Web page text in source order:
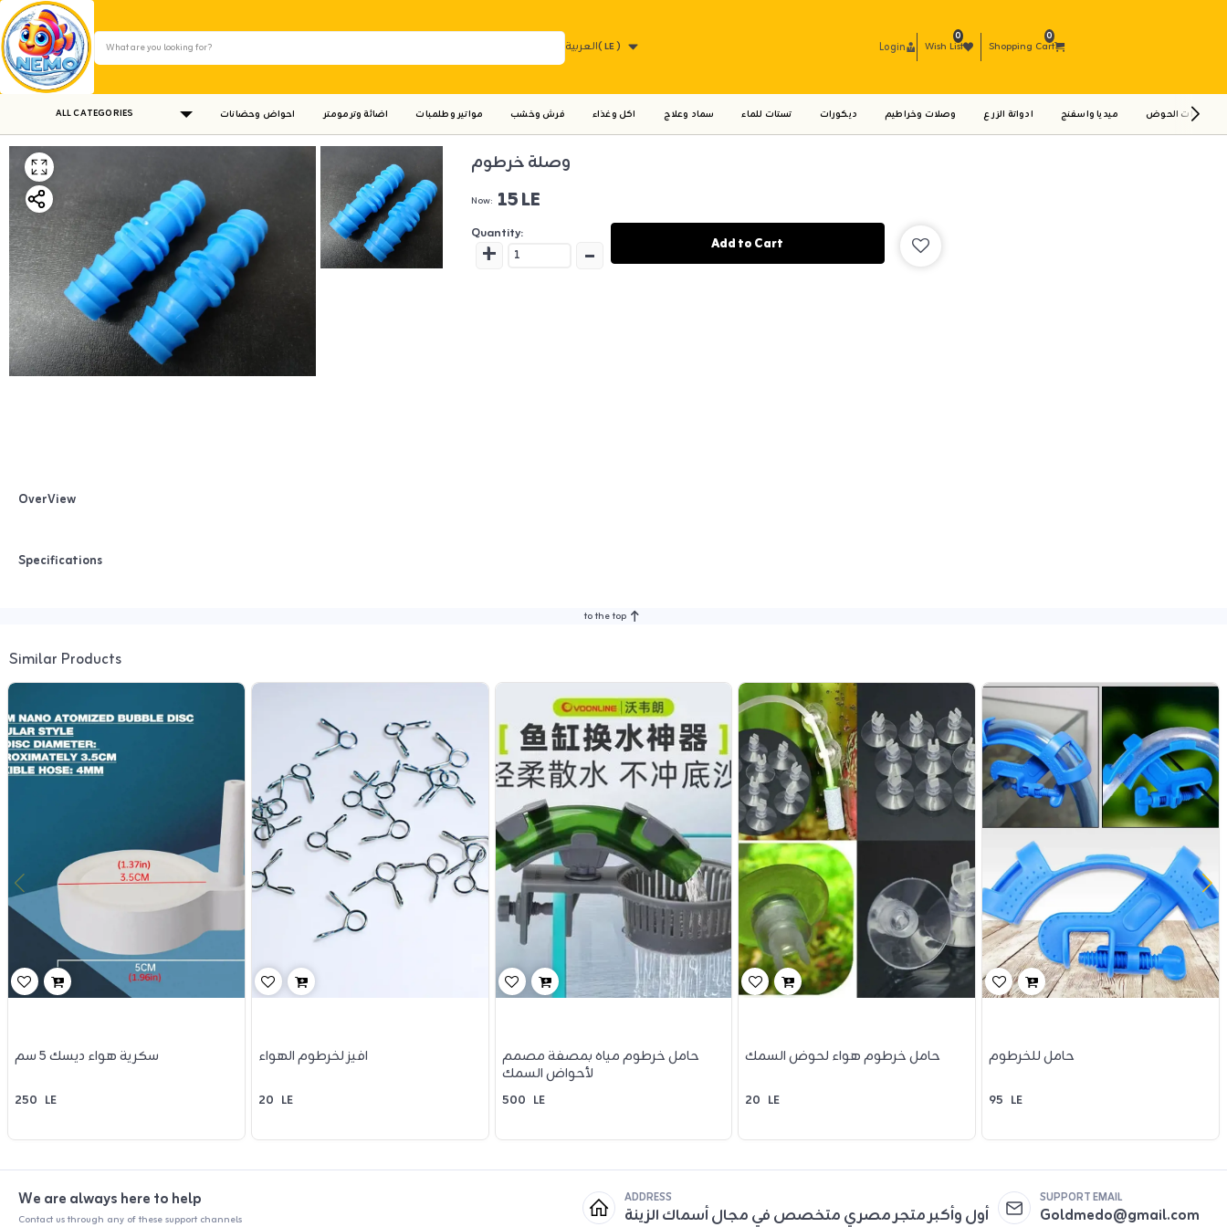
العربية( LE ) Login Wish List
0
Shopping Cart
0
ALL CATEGORIES احواض وحضانات اضائة وترمومتر مواتير وطلمبات فرش وخشب اكل وغذاء سماد وعلاج تستات للماء ديكورات وصلات وخراطيم ادواتة الزرع ميديا واسفنج ادوات الحوض
وصلة خرطوم
Now: 15 LE
Quantity:
+ - Add to Cart
OverView
Specifications
to the top
Similar Products
سكرية هواء ديسك 5 سم
250 LE
افيز لخرطوم الهواء
20 LE
حامل خرطوم مياه بمصفة مصمم
لأحواض السمك
500 LE
حامل خرطوم هواء لحوض السمك
20 LE
حامل للخرطوم
95 LE
We are always here to help
Contact us through any of these support channels
ADDRESS
أول وأكبر متجر مصري متخصص في مجال أسماك الزينة
SUPPORT EMAIL
Goldmedo@gmail.com